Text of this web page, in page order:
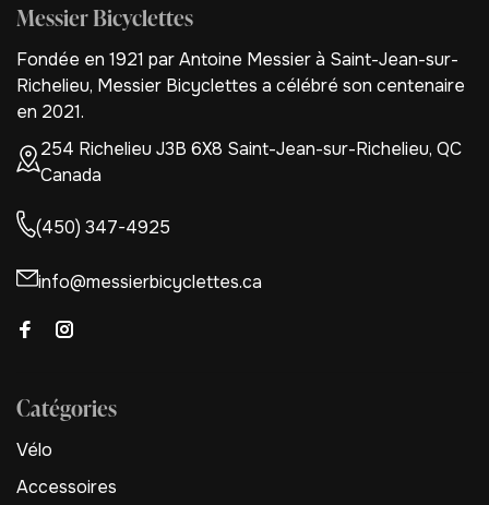
Messier Bicyclettes
Fondée en 1921 par Antoine Messier à Saint-Jean-sur-
Richelieu, Messier Bicyclettes a célébré son centenaire
en 2021.
254 Richelieu J3B 6X8 Saint-Jean-sur-Richelieu, QC
Canada
(450) 347-4925
info@messierbicyclettes.ca
Catégories
Vélo
Accessoires